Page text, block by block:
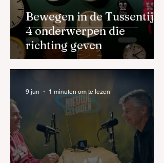
Bewegen in de Tussentijd:
4 onderwerpen die
richting geven
9 jun 1 minuten om te lezen